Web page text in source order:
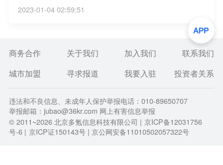
2023-01-04 02:59:51
商务合作 关于我们 加入我们
联系我们
城市加盟
寻求报道 我要入驻 投资者关系
违法和不良信息、未成年人保护举报电话：010-89650707
举报邮箱：jubao@36kr.com 网上有害信息举报
© 2011~2026北京多氪信息科技有限公司 | 京ICP备12031756
号-6 | 京ICP证150143号 | 京公网安备11010502057322号